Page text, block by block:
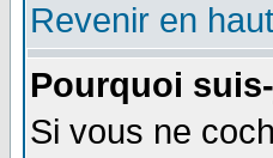
Revenir en haut
Pourquoi
Si vous ne